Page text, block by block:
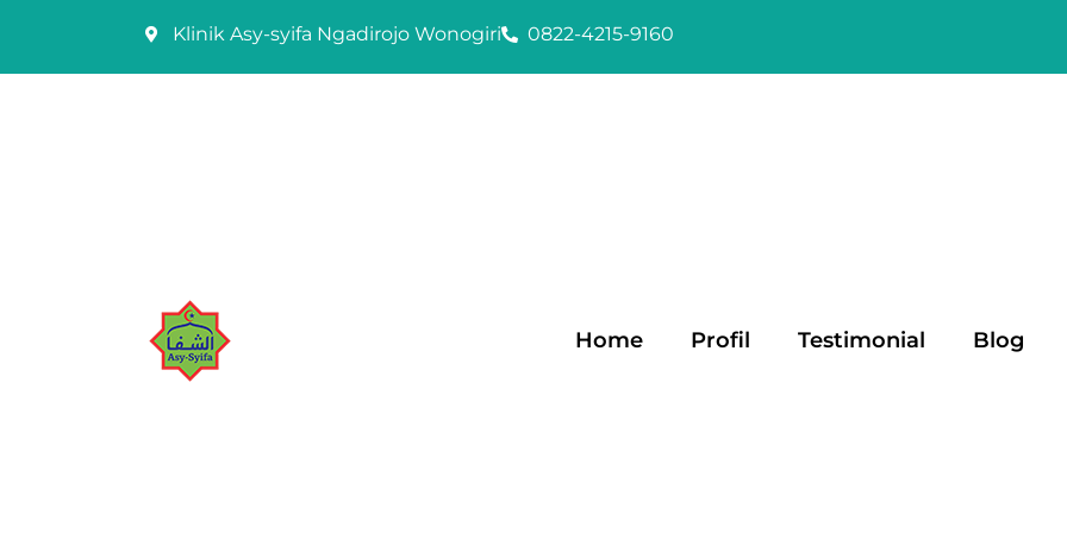
content
Klinik Asy-syifa Ngadirojo Wonogiri 0822-4215-9160
Home Profil Testimonial Blog